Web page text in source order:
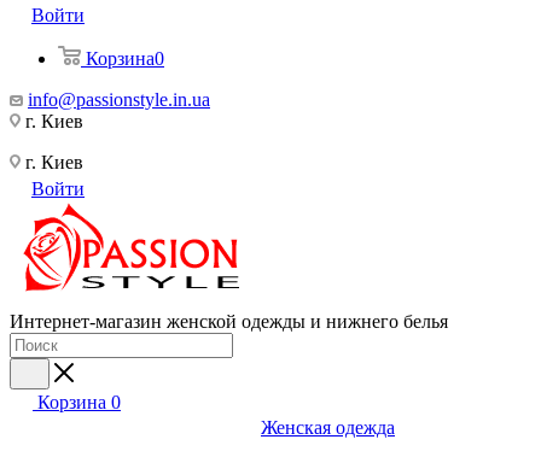
Войти
Корзина0
info@passionstyle.in.ua
г. Киев
г. Киев
Войти
Интернет-магазин женской одежды и нижнего белья
Корзина 0
Женская одежда